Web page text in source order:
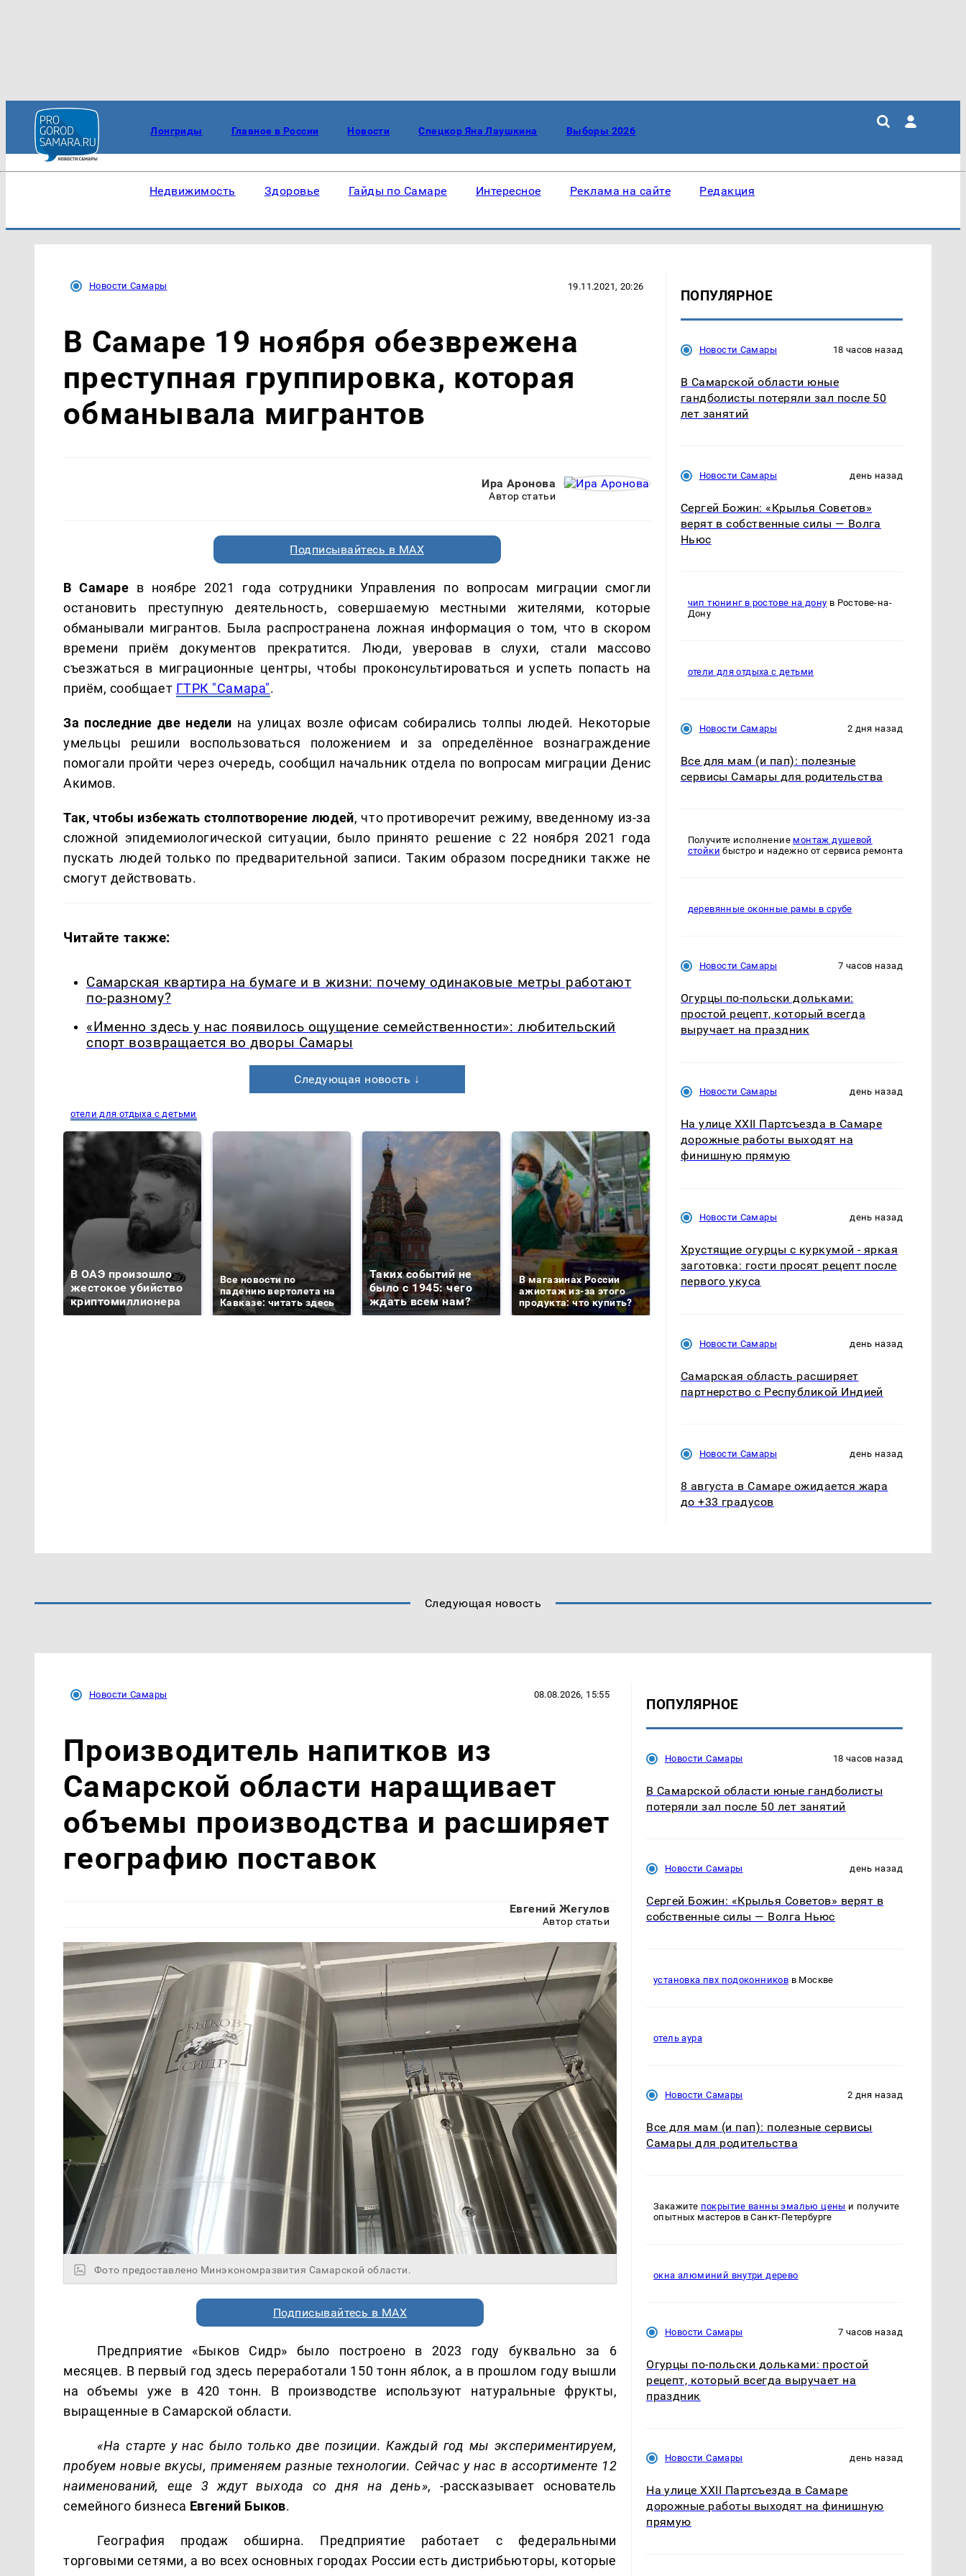
Лонгриды Главное в России Новости Спецкор Яна Лаушкина Выборы 2026
Недвижимость Здоровье Гайды по Самаре Интересное Реклама на сайте Редакция
Новости Самары 19.11.2021, 20:26
В Самаре 19 ноября обезврежена
преступная группировка, которая
обманывала мигрантов
Ира Аронова
Автор статьи
Подписывайтесь в MAX
В Самаре в ноябре 2021 года сотрудники Управления по вопросам миграции смогли
остановить преступную деятельность, совершаемую местными жителями, которые
обманывали мигрантов. Была распространена ложная информация о том, что в скором
времени приём документов прекратится. Люди, уверовав в слухи, стали массово
съезжаться в миграционные центры, чтобы проконсультироваться и успеть попасть на
приём, сообщает ГТРК "Самара".
За последние две недели на улицах возле офисам собирались толпы людей. Некоторые
умельцы решили воспользоваться положением и за определённое вознаграждение
помогали пройти через очередь, сообщил начальник отдела по вопросам миграции Денис
Акимов.
Так, чтобы избежать столпотворение людей, что противоречит режиму, введенному из-за
сложной эпидемиологической ситуации, было принято решение с 22 ноября 2021 года
пускать людей только по предварительной записи. Таким образом посредники также не
смогут действовать.
Читайте также:
Самарская квартира на бумаге и в жизни: почему одинаковые метры работают
по-разному?
«Именно здесь у нас появилось ощущение семейственности»: любительский
спорт возвращается во дворы Самары
Следующая новость ↓
отели для отдыха с детьми
В ОАЭ произошло
жестокое убийство
криптомиллионера
Все новости по
падению вертолета на
Кавказе: читать здесь
Таких событий не
было с 1945: чего
ждать всем нам?
В магазинах России
ажиотаж из-за этого
продукта: что купить?
СМИ: В Химках на
полицейскую
машину напали и
Где будет встреча
ПОПУЛЯРНОЕ
Новости Самары 18 часов назад
В Самарской области юные
гандболисты потеряли зал после 50
лет занятий
Новости Самары день назад
Сергей Божин: «Крылья Советов»
верят в собственные силы — Волга
Ньюс
чип тюнинг в ростове на дону в Ростове-на-
Дону
отели для отдыха с детьми
Новости Самары 2 дня назад
Все для мам (и пап): полезные
сервисы Самары для родительства
Получите исполнение монтаж душевой
стойки быстро и надежно от сервиса ремонта
деревянные оконные рамы в срубе
Новости Самары 7 часов назад
Огурцы по‑польски дольками:
простой рецепт, который всегда
выручает на праздник
Новости Самары день назад
На улице XXII Партсъезда в Самаре
дорожные работы выходят на
финишную прямую
Новости Самары день назад
Хрустящие огурцы с куркумой - яркая
заготовка: гости просят рецепт после
первого укуса
Новости Самары день назад
Самарская область расширяет
партнерство с Республикой Индией
Новости Самары день назад
8 августа в Самаре ожидается жара
до +33 градусов
Следующая новость
Новости Самары 08.08.2026, 15:55
Производитель напитков из
Самарской области наращивает
объемы производства и расширяет
географию поставок
Евгений Жегулов
Автор статьи
Фото предоставлено Минэкономразвития Самарской области.
Подписывайтесь в MAX
Предприятие «Быков Сидр» было построено в 2023 году буквально за 6
месяцев. В первый год здесь переработали 150 тонн яблок, а в прошлом году вышли
на объемы уже в 420 тонн. В производстве используют натуральные фрукты,
выращенные в Самарской области.
«На старте у нас было только две позиции. Каждый год мы экспериментируем,
пробуем новые вкусы, применяем разные технологии. Сейчас у нас в ассортименте 12
наименований, еще 3 ждут выхода со дня на день», -рассказывает основатель
семейного бизнеса Евгений Быков.
География продаж обширна. Предприятие работает с федеральными
торговыми сетями, а во всех основных городах России есть дистрибьюторы, которые
ПОПУЛЯРНОЕ
Новости Самары 18 часов назад
В Самарской области юные гандболисты
потеряли зал после 50 лет занятий
Новости Самары день назад
Сергей Божин: «Крылья Советов» верят в
собственные силы — Волга Ньюс
установка пвх подоконников в Москве
отель аура
Новости Самары 2 дня назад
Все для мам (и пап): полезные сервисы
Самары для родительства
Закажите покрытие ванны эмалью цены и получите
опытных мастеров в Санкт-Петербурге
окна алюминий внутри дерево
Новости Самары 7 часов назад
Огурцы по‑польски дольками: простой
рецепт, который всегда выручает на
праздник
Новости Самары день назад
На улице XXII Партсъезда в Самаре
дорожные работы выходят на финишную
прямую